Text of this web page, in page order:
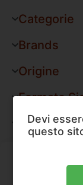
Categorie
Brands
Origine
Formato
Forma Pipe
Devi
questo